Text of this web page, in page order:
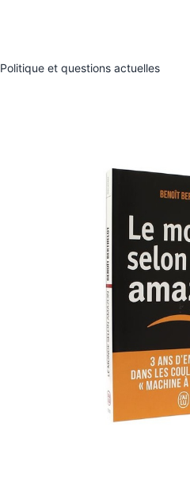
Politique et questions actuelles